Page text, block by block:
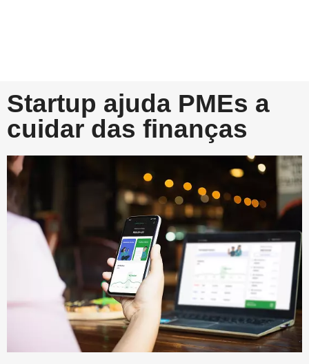
Startup ajuda PMEs a
cuidar das finanças